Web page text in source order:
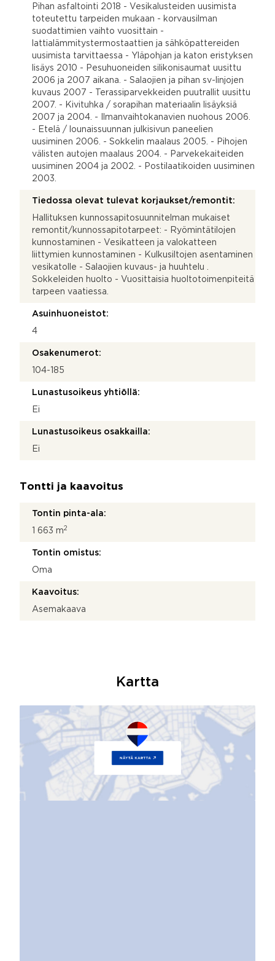
Pihan asfaltointi 2018 - Vesikalusteiden uusimista
toteutettu tarpeiden mukaan - korvausilman
suodattimien vaihto vuosittain -
lattialämmitystermostaattien ja sähköpattereiden
uusimista tarvittaessa - Yläpohjan ja katon eristyksen
lisäys 2010 - Pesuhuoneiden silikonisaumat uusittu
2006 ja 2007 aikana. - Salaojien ja pihan sv-linjojen
kuvaus 2007 - Terassiparvekkeiden puutrallit uusittu
2007. - Kivituhka / sorapihan materiaalin lisäyksiä
2007 ja 2004. - Ilmanvaihtokanavien nuohous 2006.
- Etelä / lounaissuunnan julkisivun paneelien
uusiminen 2006. - Sokkelin maalaus 2005. - Pihojen
välisten autojen maalaus 2004. - Parvekekaiteiden
uusiminen 2004 ja 2002. - Postilaatikoiden uusiminen
2003.
Tiedossa olevat tulevat korjaukset/remontit:
Hallituksen kunnossapitosuunnitelman mukaiset
remontit/kunnossapitotarpeet: - Ryömintätilojen
kunnostaminen - Vesikatteen ja valokatteen
liittymien kunnostaminen - Kulkusiltojen asentaminen
vesikatolle - Salaojien kuvaus- ja huuhtelu .
Sokkeleiden huolto - Vuosittaisia huoltotoimenpiteitä
tarpeen vaatiessa.
Asuinhuoneistot:
4
Osakenumerot:
104-185
Lunastusoikeus yhtiöllä:
Ei
Lunastusoikeus osakkailla:
Ei
Tontti ja kaavoitus
Tontin pinta-ala:
1 663 m2
Tontin omistus:
Oma
Kaavoitus:
Asemakaava
Kartta